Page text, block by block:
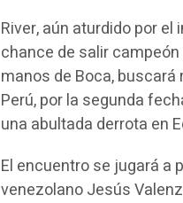
River, aún aturdido por
chance de salir
manos de Boca,
Perú, por la segunda
una abultada derrota en
El encuentro se jugará a
venezolano Jesús